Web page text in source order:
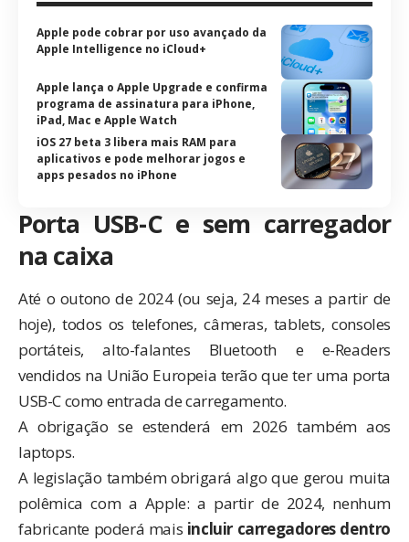
Apple pode cobrar por uso avançado da
Apple Intelligence no iCloud+
Apple lança o Apple Upgrade e confirma
programa de assinatura para iPhone,
iPad, Mac e Apple Watch
iOS 27 beta 3 libera mais RAM para
aplicativos e pode melhorar jogos e
apps pesados no iPhone
Porta USB-C e sem carregador
na caixa
Até o outono de 2024 (ou seja, 24 meses a partir de
hoje), todos os telefones, câmeras, tablets, consoles
portáteis, alto-falantes Bluetooth e e-Readers
vendidos na União Europeia terão que ter uma porta
USB-C como entrada de carregamento.
A obrigação se estenderá em 2026 também aos
laptops.
A legislação também obrigará algo que gerou muita
polêmica com a Apple: a partir de 2024, nenhum
fabricante poderá mais incluir carregadores dentro